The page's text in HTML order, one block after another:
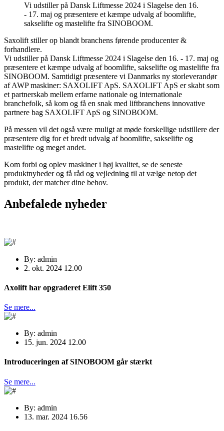
Vi udstiller på Dansk Liftmesse 2024 i Slagelse den 16.
- 17. maj og præsentere et kæmpe udvalg af boomlifte,
sakselifte og mastelifte fra SINOBOOM.
Saxolift stiller op blandt branchens førende producenter &
forhandlere.
Vi udstiller på Dansk Liftmesse 2024 i Slagelse den 16. - 17. maj og
præsentere et kæmpe udvalg af boomlifte, sakselifte og mastelifte fra
SINOBOOM. Samtidigt præsentere vi Danmarks ny storleverandør
af AWP maskiner: SAXOLIFT ApS. SAXOLIFT ApS er skabt som
et partnerskab mellem erfarne nationale og internationale
branchefolk, så kom og få en snak med liftbranchens innovative
partnere bag SAXOLIFT ApS og SINOBOOM.
På messen vil det også være muligt at møde forskellige udstillere der
præsentere dig for et bredt udvalg af boomlifte, sakselifte og
mastelifte og meget andet.
Kom forbi og oplev maskiner i høj kvalitet, se de seneste
produktnyheder og få råd og vejledning til at vælge netop det
produkt, der matcher dine behov.
Anbefalede nyheder
By: admin
2. okt. 2024 12.00
Axolift har opgraderet Elift 350
Se mere...
By: admin
15. jun. 2024 12.00
Introduceringen af SINOBOOM går stærkt
Se mere...
By: admin
13. mar. 2024 16.56